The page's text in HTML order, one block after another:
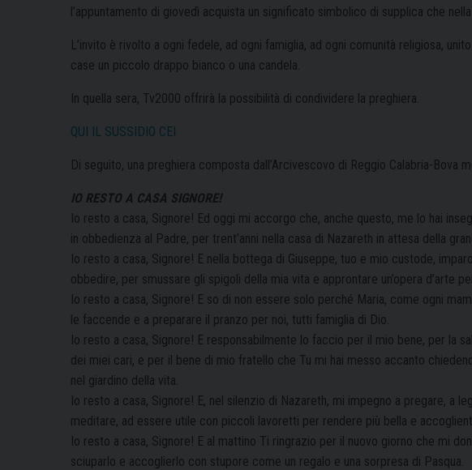
l’appuntamento di giovedì acquista un significato simbolico di supplica che
L’invito è rivolto a ogni fedele, ad ogni famiglia, ad ogni comunità religiosa,
case un piccolo drappo bianco o una candela.
In quella sera, Tv2000 offrirà la possibilità di condividere la preghiera.
QUI IL SUSSIDIO CEI
Di seguito, una preghiera composta dall’Arcivescovo di Reggio Calabria-Bova
IO RESTO A CASA SIGNORE!
Io resto a casa, Signore! Ed oggi mi accorgo che, anche questo, me lo hai
in obbedienza al Padre, per trent’anni nella casa di Nazareth in attesa della
Io resto a casa, Signore! E nella bottega di Giuseppe, tuo e mio custode,
obbedire, per smussare gli spigoli della mia vita e approntare un’opera d’arte
Io resto a casa, Signore! E so di non essere solo perché Maria, come ogni
le faccende e a preparare il pranzo per noi, tutti famiglia di Dio.
Io resto a casa, Signore! E responsabilmente lo faccio per il mio bene, per la
dei miei cari, e per il bene di mio fratello che Tu mi hai messo accanto
nel giardino della vita.
Io resto a casa, Signore! E, nel silenzio di Nazareth, mi impegno a pregare, a
meditare, ad essere utile con piccoli lavoretti per rendere più bella e
Io resto a casa, Signore! E al mattino Ti ringrazio per il nuovo giorno che mi
sciuparlo e accoglierlo con stupore come un regalo e una sorpresa di Pasqua.